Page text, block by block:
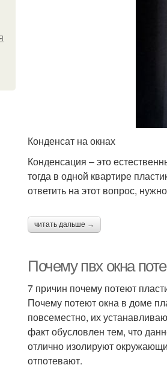
Конденсат на окнах
Конденсация – это
тогда в одной квартире
ответить на этот вопрос,
читать дальше →
Почему пвх окна
7 причин почему потеют
Почему потеют окна в доме
повсеместно, их
факт обусловлен тем, что
отлично изолируют
отпотевают.